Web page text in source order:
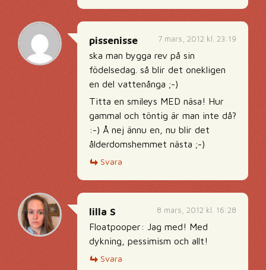
7 mars, 2012 kl. 23:19
pissenisse
ska man bygga rev på sin
födelsedag. så blir det onekligen
en del vattenånga ;-)
Titta en smileys MED näsa! Hur
gammal och töntig är man inte då?
:-) Å nej ännu en, nu blir det
ålderdomshemmet nästa ;-)
Svara
8 mars, 2012 kl. 16:28
lilla S
Floatpooper: Jag med! Med
dykning, pessimism och allt!
Svara